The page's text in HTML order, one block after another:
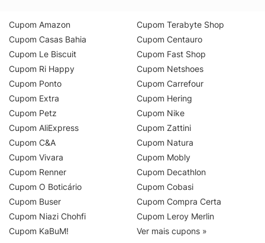
Cupom Amazon
Cupom Casas Bahia
Cupom Le Biscuit
Cupom Ri Happy
Cupom Ponto
Cupom Extra
Cupom Petz
Cupom AliExpress
Cupom C&A
Cupom Vivara
Cupom Renner
Cupom O Boticário
Cupom Buser
Cupom Niazi Chohfi
Cupom KaBuM!
Cupom Terabyte Shop
Cupom Centauro
Cupom Fast Shop
Cupom Netshoes
Cupom Carrefour
Cupom Hering
Cupom Nike
Cupom Zattini
Cupom Natura
Cupom Mobly
Cupom Decathlon
Cupom Cobasi
Cupom Compra Certa
Cupom Leroy Merlin
Ver mais cupons »